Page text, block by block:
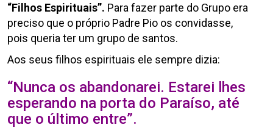
“Filhos Espirituais”. Para fazer parte do Grupo era
preciso que o próprio Padre Pio os convidasse,
pois queria ter um grupo de santos.
Aos seus filhos espirituais ele sempre dizia:
“Nunca os abandonarei. Estarei lhes
esperando na porta do Paraíso, até
que o último entre”.